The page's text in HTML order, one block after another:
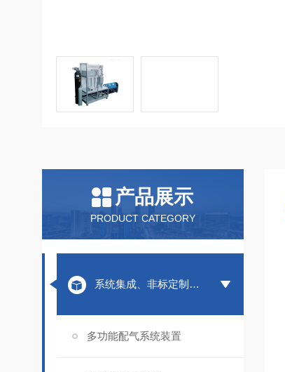
产品展示
PRODUCT CATEGORY
系统集成、非标定制装置
多功能配气系统装置